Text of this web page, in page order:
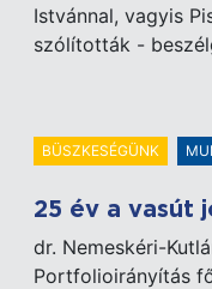
Istvánnal, vagyis
szólították -
BÜSZKESÉGÜNK
25 év a vasút
dr. Nemeskéri-
Portfolioirányítás